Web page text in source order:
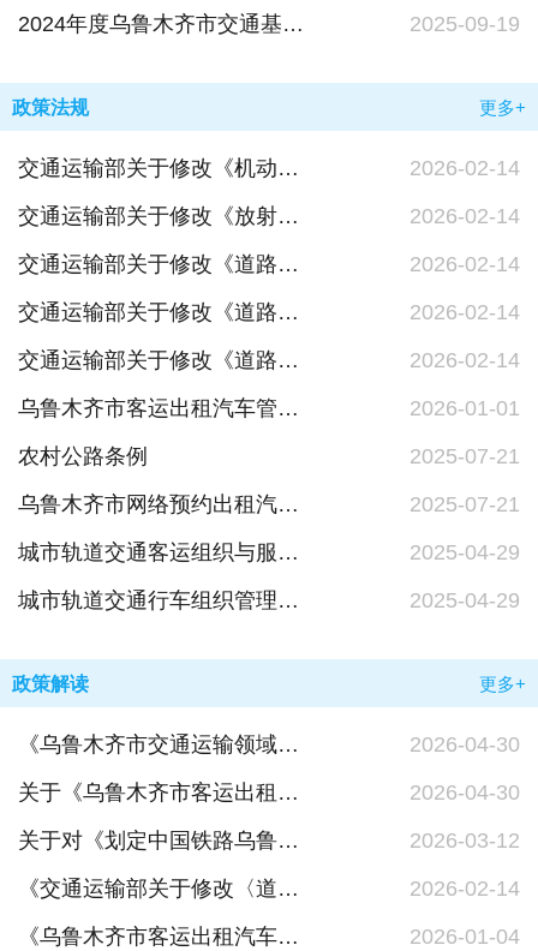
2024年度乌鲁木齐市交通基础设施建设管理中心部门决算公开说明 2025-09-19
政策法规 更多+
交通运输部关于修改《机动车驾驶员培训管理规定》的决定（中华人民共和国交通运输部令2026年第8号）
2026-02-14
交通运输部关于修改《放射性物品道路运输管理规定》的决定（中华人民共和国交通运输部令2026年第7号）
2026-02-14
交通运输部关于修改《道路危险货物运输管理规定》的决定（中华人民共和国交通运输部令2026年第6号）
2026-02-14
交通运输部关于修改《道路货物运输及站场管理规定》的决定（中华人民共和国交通运输部令第5号）
2026-02-14
交通运输部关于修改《道路运输从业人员管理规定》的决定（中华人民共和国交通运输部令2026年第4号）
2026-02-14
乌鲁木齐市客运出租汽车管理条例
2026-01-01
农村公路条例
2025-07-21
乌鲁木齐市网络预约出租汽车驾驶员服务管理办法
2025-07-21
城市轨道交通客运组织与服务管理办法
2025-04-29
城市轨道交通行车组织管理办法
2025-04-29
政策解读 更多+
《乌鲁木齐市交通运输领域道路运输行业信用管理办法（试行）》的政策解读
2026-04-30
关于《乌鲁木齐市客运出租汽车管理条例行政处罚裁量权基准》《乌鲁木齐市轨道交通管理条例行政处罚裁量权基准》和《乌鲁木齐市城市交通运输行政处罚裁量权基准适用规则》的政策解读
2026-04-30
关于对《划定中国铁路乌鲁木齐局集团有限公司划定芦草沟线铁路安全保护区通告》的政策解读
2026-03-12
《交通运输部关于修改〈道路运输从业人员管理规定〉的决定》等5个部门规章修改决定的解读
2026-02-14
《乌鲁木齐市客运出租汽车管理条例》政策解读
2026-01-04